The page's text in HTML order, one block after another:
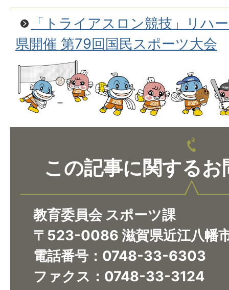
「トライアスロン競技」リハ
県開催 第79回国民スポーツ大会
この記事に関するお
教育委員会 スポーツ課
〒523-0086 滋賀県近江八幡
電話番号：0748-33-6303
ファクス：0748-33-3124